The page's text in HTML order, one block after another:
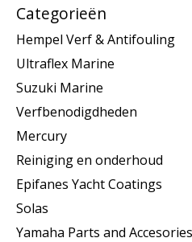
Categorieën
Hempel Verf & Antifouling
Ultraflex Marine
Suzuki Marine
Verfbenodigdheden
Mercury
Reiniging en onderhoud
Epifanes Yacht Coatings
Solas
Yamaha Parts and Accesories